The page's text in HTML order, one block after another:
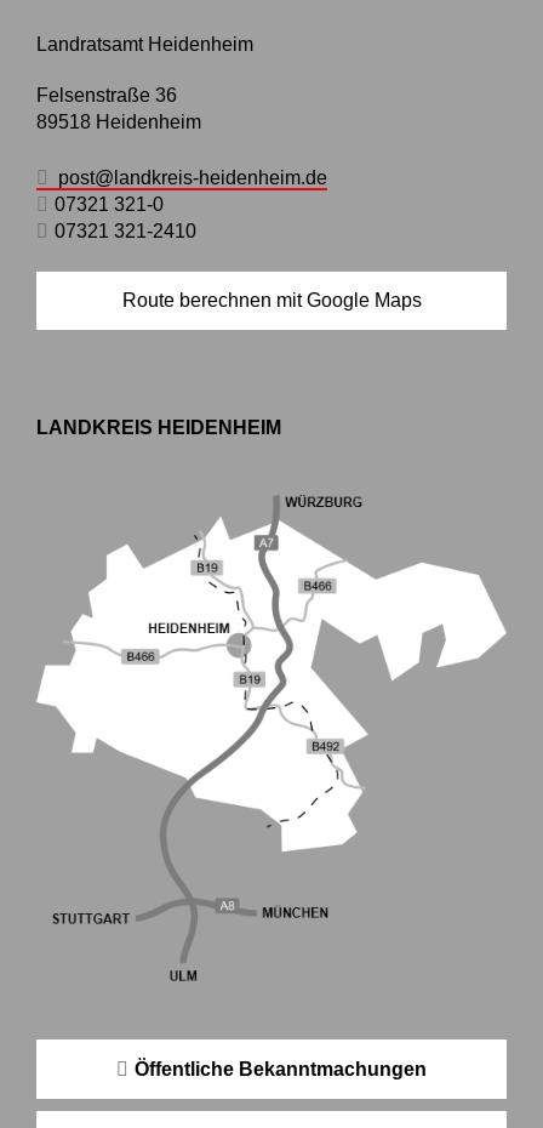
Landratsamt Heidenheim
Felsenstraße 36
89518 Heidenheim
post@landkreis-heidenheim.de
07321 321-0
07321 321-2410
Route berechnen mit Google Maps
LANDKREIS HEIDENHEIM
Öffentliche Bekanntmachungen